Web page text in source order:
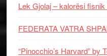
Lek Gjolaj – kalorësi
FEDERATA VATRA
“Pinocchio’s Harvard” by